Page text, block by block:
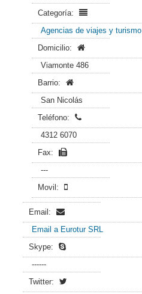
Categoría:
Agencias de viajes y turismo
Domicilio:
Viamonte 486
Barrio:
San Nicolás
Teléfono:
4312 6070
Fax:
---
Movil:
Email:
Email a Eurotur SRL
Skype:
------
Twitter: